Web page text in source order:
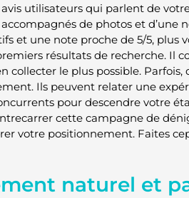
utilisateurs qui parlent de
de photos et d’une
et une note proche de 5/5,
résultats de recherche. Il
collecter le plus possible.
Ils peuvent relater une
pour descendre votre
cette campagne de
votre positionnement. Faites
naturel et